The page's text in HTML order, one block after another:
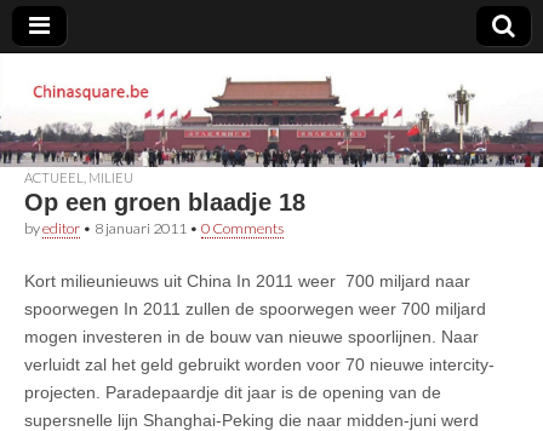
Chinasquare.be
ACTUEEL MILIEU
Op een groen blaadje 18
byeditor • 8 januari 2011 • 0 Comments
Kort milieunieuws uit China In 2011 weer 700 miljard naar
spoorwegen In 2011 zullen de spoorwegen weer 700 miljard
mogen investeren in de bouw van nieuwe spoorlijnen. Naar
verluidt zal het geld gebruikt worden voor 70 nieuwe intercity-
projecten. Paradepaardje dit jaar is de opening van de
supersnelle lijn Shanghai-Peking die naar midden-juni werd